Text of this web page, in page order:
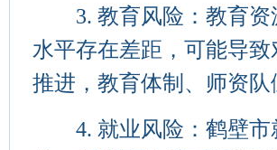
3. 教育风险：教育资
水平存在差距，可能导
推进，教育体制、师资
4. 就业风险：鹤壁市